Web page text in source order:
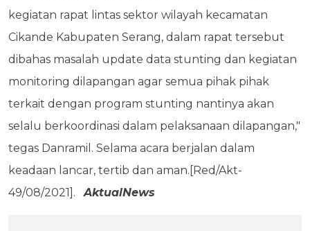
kegiatan rapat lintas sektor wilayah kecamatan
Cikande Kabupaten Serang, dalam rapat tersebut
dibahas masalah update data stunting dan kegiatan
monitoring dilapangan agar semua pihak pihak
terkait dengan program stunting nantinya akan
selalu berkoordinasi dalam pelaksanaan dilapangan,"
tegas Danramil. Selama acara berjalan dalam
keadaan lancar, tertib dan aman.[Red/Akt-
49/08/2021].AktualNews